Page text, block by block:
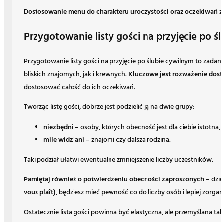
Dostosowanie menu do charakteru uroczystości oraz
Przygotowanie listy gości na przyjęcie po
Przygotowanie listy gości na przyjęcie po ślubie cywilnym to
bliskich znajomych, jak i krewnych.Kluczowe jest rozważenie
dostosować całość do ich oczekiwań.
Tworząc listę gości, dobrze jest podzielić ją na dwie grupy:
niezbędni– osoby, których obecność jest dla ciebie istotna,
mile widziani– znajomi czy dalsza rodzina.
Taki podział ułatwi ewentualne zmniejszenie liczby uczestników.
Pamiętaj również o potwierdzeniu obecności zaproszonych–
vous plaît), będziesz mieć pewność co do liczby osób i lepiej
Ostatecznie lista gości powinna być elastyczna, ale przemyślana